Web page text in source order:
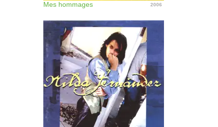
Mes hommages 2006